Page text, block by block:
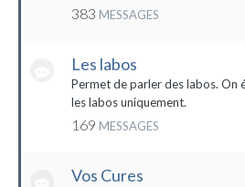
383 MESSAGES
Les labos
Permet de parler des labos. On
les labos uniquement.
169 MESSAGES
Vos Cures